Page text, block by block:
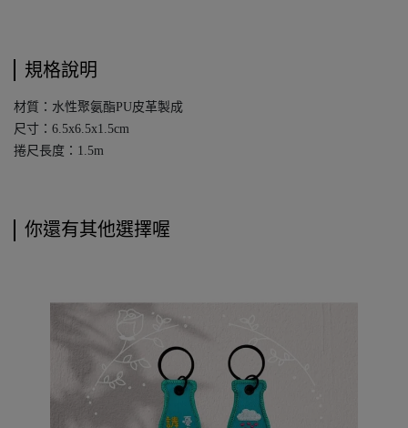
規格說明
材質：水性聚氨酯PU皮革製成
尺寸：6.5x6.5x1.5cm
捲尺長度：1.5m
你還有其他選擇喔